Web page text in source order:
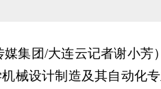
媒集团/大连云记者谢小
械设计制造及其自动化